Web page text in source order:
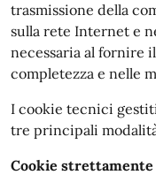
trasmissione della
sulla rete Internet e
necessaria al fornire
completezza e nelle
I cookie tecnici
tre principali
Cookie strettamente